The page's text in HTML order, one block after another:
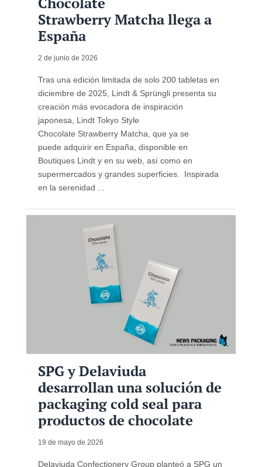
Strawberry Matcha llega a
España
2 de junio de 2026
Tras una edición limitada de solo 200 tabletas en
diciembre de 2025, Lindt & Sprüngli presenta su
creación más evocadora de inspiración
japonesa, Lindt Tokyo Style
Chocolate Strawberry Matcha, que ya se
puede adquirir en España, disponible en
Boutiques Lindt y en su web, así como en
supermercados y grandes superficies. Inspirada
en la serenidad ...
SPG y Delaviuda
desarrollan una solución de
packaging cold seal para
productos de chocolate
19 de mayo de 2026
Delaviuda Confectionery Group planteó a SPG un